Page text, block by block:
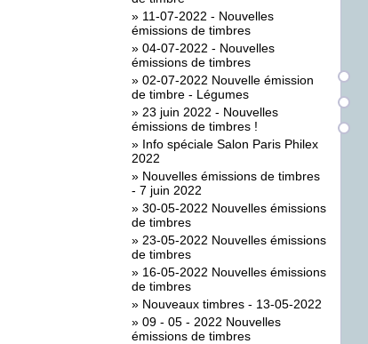
» 11-07-2022 - Nouvelles
émissions de timbres
» 04-07-2022 - Nouvelles
émissions de timbres
» 02-07-2022 Nouvelle émission
de timbre - Légumes
» 23 juin 2022 - Nouvelles
émissions de timbres !
» Info spéciale Salon Paris Philex
2022
» Nouvelles émissions de timbres
- 7 juin 2022
» 30-05-2022 Nouvelles émissions
de timbres
» 23-05-2022 Nouvelles émissions
de timbres
» 16-05-2022 Nouvelles émissions
de timbres
» Nouveaux timbres - 13-05-2022
» 09 - 05 - 2022 Nouvelles
émissions de timbres